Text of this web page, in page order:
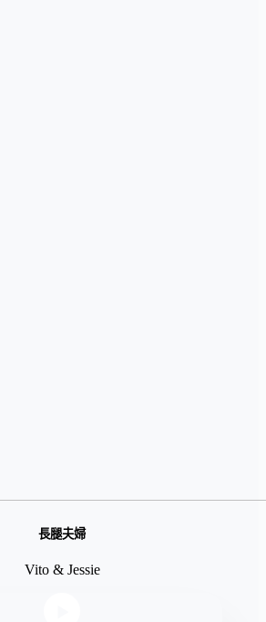
長腿夫婦
Vito & Jessie